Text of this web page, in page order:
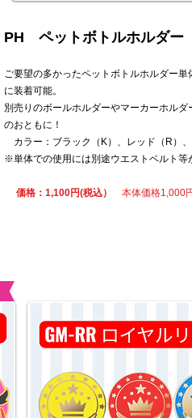
PH ペットボトルホルダー
ご要望の多かったペットボトルホルダー単
に装着可能。
別売りのボールホルダーやマーカーホル
のおともに！
カラー：ブラック（K）、レッド（R）、
※単体での使用には別途ウエストベルト等
価格：1,100円(税込） 本体価格1,000